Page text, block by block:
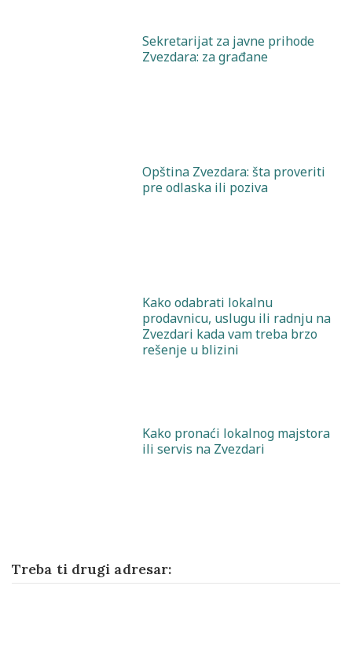
Sekretarijat za javne prihode
Zvezdara: za građane
Opština Zvezdara: šta proveriti
pre odlaska ili poziva
Kako odabrati lokalnu
prodavnicu, uslugu ili radnju na
Zvezdari kada vam treba brzo
rešenje u blizini
Kako pronaći lokalnog majstora
ili servis na Zvezdari
Treba ti drugi adresar: